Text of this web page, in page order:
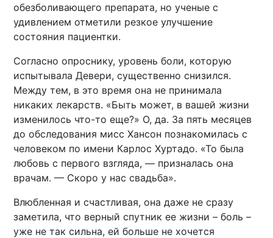
обезболивающего препарата, но ученые с
удивлением отметили резкое улучшение
состояния пациентки.
Согласно опроснику, уровень боли, которую
испытывала Девери, существенно снизился.
Между тем, в это время она не принимала
никаких лекарств. «Быть может, в вашей жизни
изменилось что-то еще?» О, да. За пять месяцев
до обследования мисс Хансон познакомилась с
человеком по имени Карлос Хуртадо. «То была
любовь с первого взгляда, — призналась она
врачам. — Скоро у нас свадьба».
Влюбленная и счастливая, она даже не сразу
заметила, что верный спутник ее жизни – боль –
уже не так сильна, ей больше не хочется